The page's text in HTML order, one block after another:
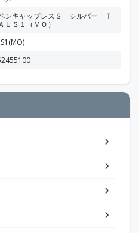
ンキャップレスＳ シルバー Ｔ
ＵＳ１（ＭＯ）